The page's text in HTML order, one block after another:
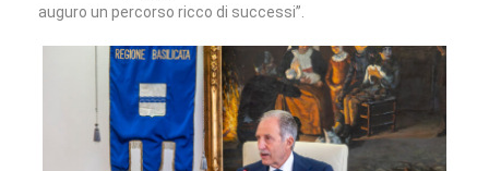
auguro un percorso ricco di successi”.